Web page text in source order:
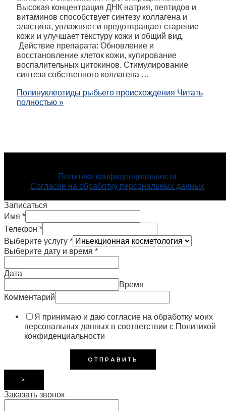
Высокая концентрация ДНК натрия, пептидов и
витаминов способствует синтезу коллагена и
эластина, увлажняет и предотвращает старение
кожи и улучшает текстуру кожи и общий вид.
Действие препарата: Обновление и
восстановление клеток кожи, купирование
воспалительных цитокинов. Стимулирование
синтеза собственного коллагена …
Полинуклеотиды рыбьего происхождения Читать
полностью »
Политика конфиденциальности
Согласие на обработку персональных данных
Записаться
Имя *
Телефон *
Выберите услугу *
Выберите дату и время *
Дата
Время
Комментарий
Я принимаю и даю согласие на обработку моих
персональных данных в соответствии с Политикой
конфиденциальности
ОТПРАВИТЬ
×
Заказать звонок